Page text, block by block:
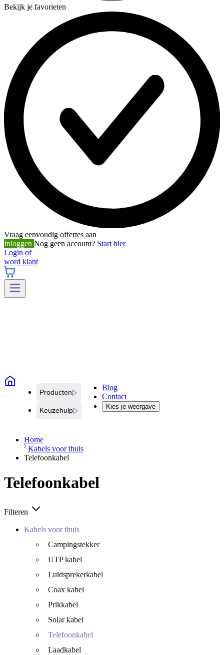
Bekijk je favorieten
Vraag eenvoudig offertes aan
Inloggen Nog geen account? Start hier
Login of
word klant
Producten
Keuzehulp
Blog
Contact
Kies je weergave
Home
Kabels voor thuis
Telefoonkabel
Telefoonkabel
Filteren
Kabels voor thuis
Campingstekker
UTP kabel
Luidsprekerkabel
Coax kabel
Prikkabel
Solar kabel
Telefoonkabel
Laadkabel